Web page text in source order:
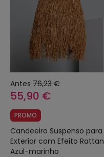
Antes 76,23 €
55,90 €
PROMO
Candeeiro Suspenso para
Exterior com Efeito Rattan
Azul-marinho